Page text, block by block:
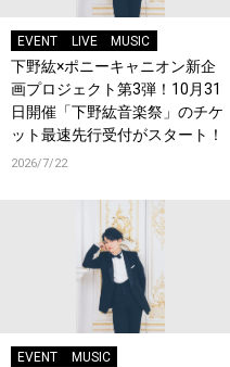
EVENT LIVE MUSIC
下野紘×ポニーキャニオン新企
画プロジェクト第3弾！10月31
日開催「下野紘音楽祭」のチケ
ット最速先行受付がスタート！
2026/7/22
EVENT MUSIC